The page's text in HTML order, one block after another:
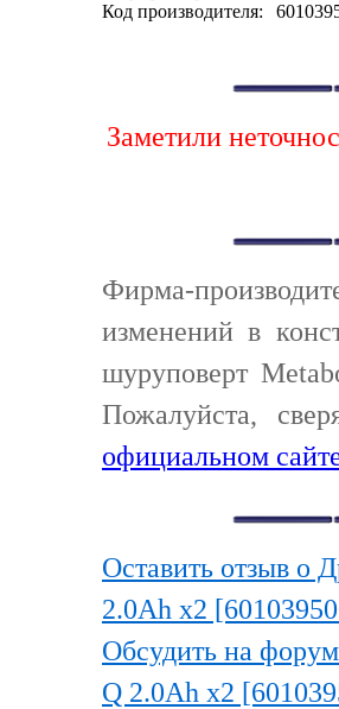
Код производителя:
Заметили
Фирма-
изменений в
шуруповерт
Пожалуйста,
официальном
Оставить отзыв о
2.0Ah х2
Обсудить на
Q 2.0Ah х2